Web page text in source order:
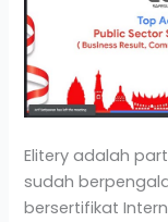
Elitery adalah
sudah
bersertifikat